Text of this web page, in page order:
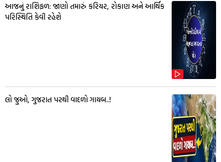
આજનું રાશિફળ: જાણો તમારું કરિયર, રોકાણ અને આર્થિક
પરિસ્થિતિ કેવી રહેશે
લો જુઓ, ગુજરાત પરથી વાદળો ગાયબ..!